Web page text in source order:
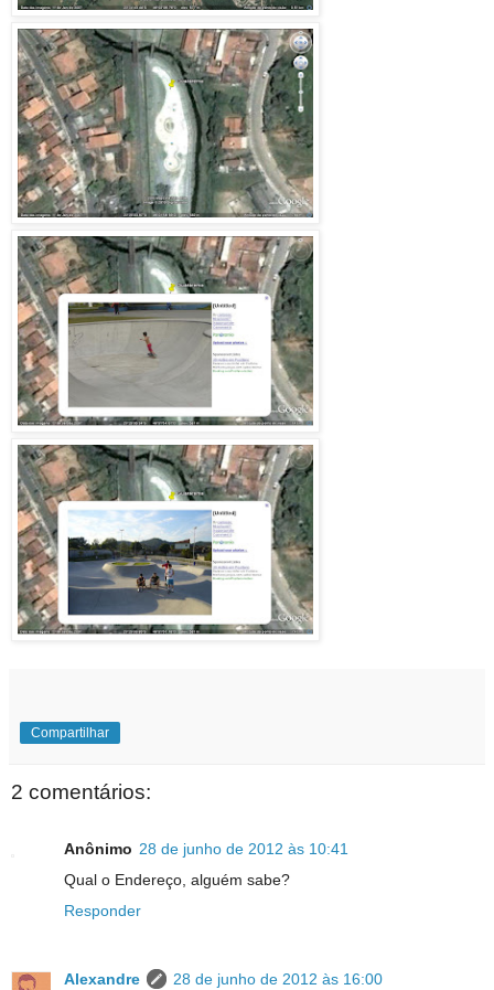
Compartilhar
2 comentários:
Anônimo 28 de junho de 2012 às 10:41
Qual o Endereço, alguém sabe?
Responder
Alexandre
28 de junho de 2012 às 16:00